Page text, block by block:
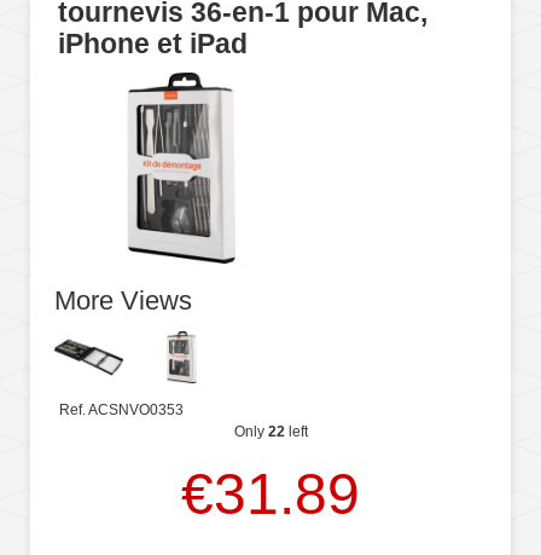
tournevis 36-en-1 pour Mac,
iPhone et iPad
More Views
Ref. ACSNVO0353
Only 22 left
€31.89